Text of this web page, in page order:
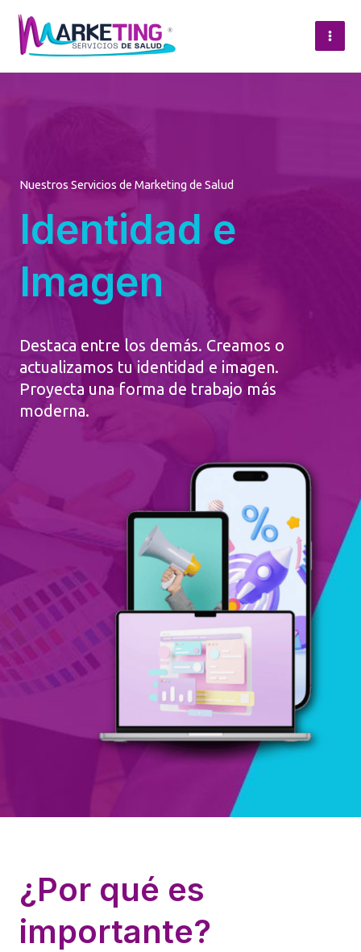
contenido
Nuestros Servicios de Marketing de Salud
Identidad e
Imagen
Destaca entre los demás. Creamos o
actualizamos tu identidad e imagen.
Proyecta una forma de trabajo más
moderna.
¿Por qué es
importante?